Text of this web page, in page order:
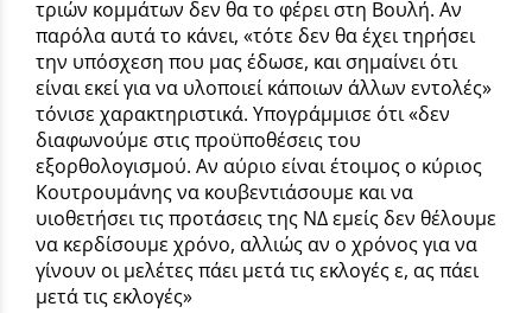
τριών κομμάτων δεν θα το φέρει στη Βουλή. Αν
παρόλα αυτά το κάνει, «τότε δεν θα έχει τηρήσει
την υπόσχεση που μας έδωσε, και σημαίνει ότι
είναι εκεί για να υλοποιεί κάποιων άλλων εντολές»
τόνισε χαρακτηριστικά. Υπογράμμισε ότι «δεν
διαφωνούμε στις προϋποθέσεις του
εξορθολογισμού. Αν αύριο είναι έτοιμος ο κύριος
Κουτρουμάνης να κουβεντιάσουμε και να
υιοθετήσει τις προτάσεις της ΝΔ εμείς δεν θέλουμε
να κερδίσουμε χρόνο, αλλιώς αν ο χρόνος για να
γίνουν οι μελέτες πάει μετά τις εκλογές ε, ας πάει
μετά τις εκλογές»